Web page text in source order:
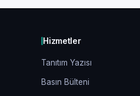
Hizmetler
Tanıtım Yazısı
Basın Bülteni